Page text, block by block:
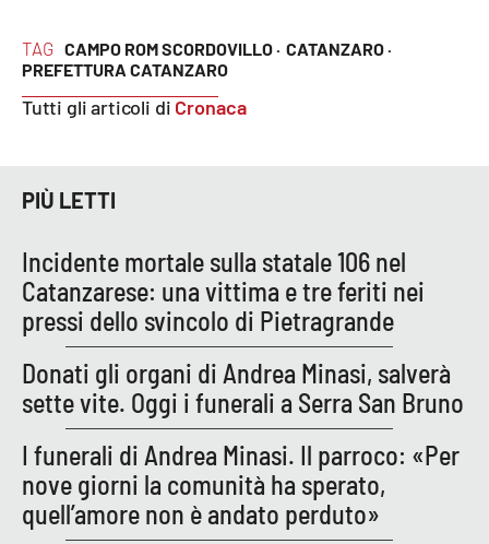
Lacplay.it
Laconair.it
Lacapitalenews.it
Ilreggino.it
Cosenzachannel.it
Ilvibonese.it
Catanzarochannel.it
TAG CAMPO ROM SCORDOVILLO · CATANZARO ·
PREFETTURA CATANZARO
Tutti gli articoli di Cronaca
PIÙ LETTI
Incidente mortale sulla statale 106 nel
Catanzarese: una vittima e tre feriti nei
pressi dello svincolo di Pietragrande
Donati gli organi di Andrea Minasi, salverà
sette vite. Oggi i funerali a Serra San Bruno
I funerali di Andrea Minasi. Il parroco: «Per
nove giorni la comunità ha sperato,
quell’amore non è andato perduto»